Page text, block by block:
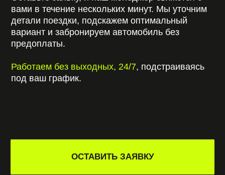
© 2026 CARDEALER RENT. Все права
защищены.
Политика конфиденциальности
Сайт разработан